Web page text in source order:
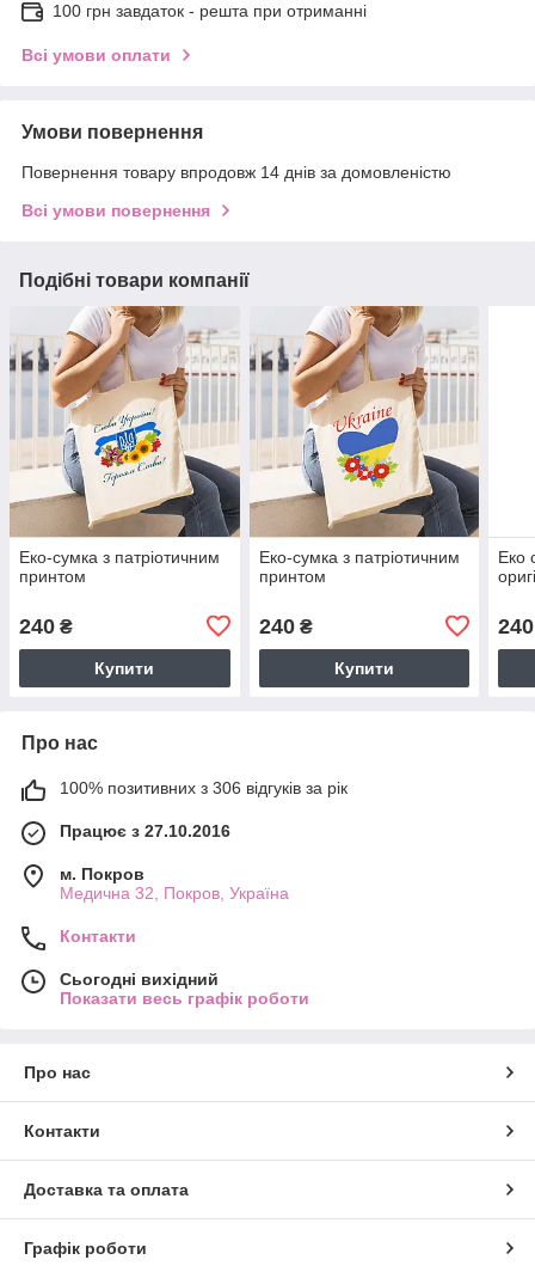
100 грн завдаток - решта при отриманні
Всі умови оплати
Умови повернення
Повернення товару впродовж 14 днів за домовленістю
Всі умови повернення
Подібні товари компанії
Еко-сумка з патріотичним
принтом
240 ₴
Купити
Еко-сумка з патріотичним
принтом
240₴
Купити
Еко
240
Про нас
100% позитивних з 306 відгуків за рік
Працює з 27.10.2016
м. Покров
Медична 32, Покров, Україна
Контакти
Сьогодні вихідний
Показати весь графік роботи
Про нас
Контакти
Доставка та оплата
Графік роботи